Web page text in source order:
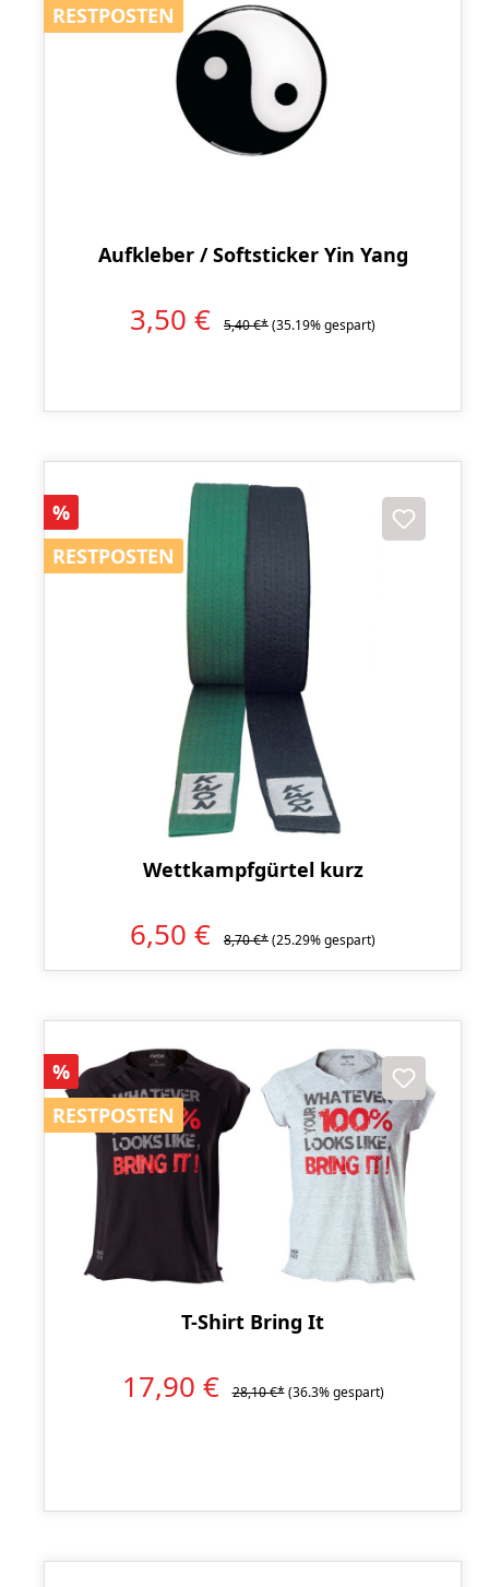
RESTPOSTEN
RESTPOSTEN
Aufkleber / Softsticker Yin Yang
3,50 € 5,40 €*(35.19% gespart)
Rabatt
%
RESTPOSTEN
RESTPOSTEN
Wettkampfgürtel kurz
6,50 € 8,70 €*(25.29% gespart)
Rabatt
%
RESTPOSTEN
RESTPOSTEN
T-Shirt Bring It
17,90 € 28,10 €* (36.3% gespart)